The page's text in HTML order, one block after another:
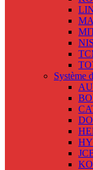
Système